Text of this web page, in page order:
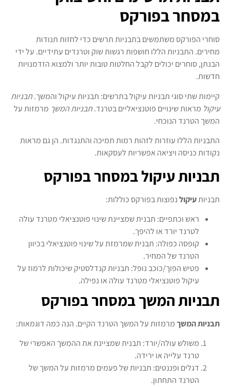
במסחר בפורקס
סוחרי הפורקס משתמשים בתבניות תרשים כדי לחזות תנודות
מחירים. התבניות הללו חושפות רגשות שוק וטרנדים עתידיים. על ידי
הבנתן, סוחרים יכולים לקבל החלטות טובות יותר ולמצוא הזדמנויות
חדשות.
קיימות שתי סוגי תבניות עיקול בתרשים: תבניות עיקול והמשך.תבניות
עיקול מראות שינויים פוטנציאליים בטרנד.תבניות המשך מרמזות על
המשך הטרנד הנוכחי.
התבניות הללו עוזרות לזהות רמות תמיכה והתנגדות. הן גם מראות
נקודות כניסה ויציאה אפשריות לעסקאות.
תבניות עיקול במסחר בפורקס
תבניותעיקולנפוצות בפורקס כוללות:
ראש וכתפיים: תבנית שמציינת שינוי פוטנציאלי מטרנד עולה
לטרנד יורד או להיפך.
קופסה כפולה: תבנית שמרמזת על שינוי פוטנציאלי בכיוון
הטרנד של המחיר.
פטיש הפוך/כוכב נופל: תבניות קנדלסטיק שיכולות לרמוז על
עיקול פוטנציאלי מטרנד עולה או נפילה.
תבניות המשך במסחר בפורקס
תבניות המשךמרמזות על המשך הטרנד הקיים. הנה כמה דוגמאות:
משולש עולה/יורד: תבנית שמציינת את ההמשך האפשרי של
טרנד עלייה או ירידה.
דגלים ופננטים: תבניות של פעמים מרמזות על המשך של
הטרנד התחתון.